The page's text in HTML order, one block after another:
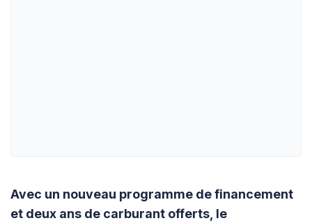
Avec un nouveau programme de financement
et deux ans de carburant offerts, le